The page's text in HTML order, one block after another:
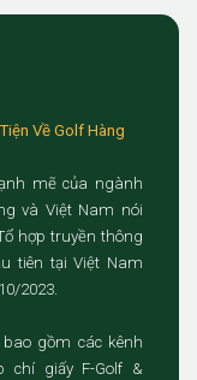
Về Golf Hàng
mẽ của ngành
và Việt Nam nói
hợp truyền thông
tiên tại Việt Nam
2023.
gồm các kênh
chí giấy F-Golf &